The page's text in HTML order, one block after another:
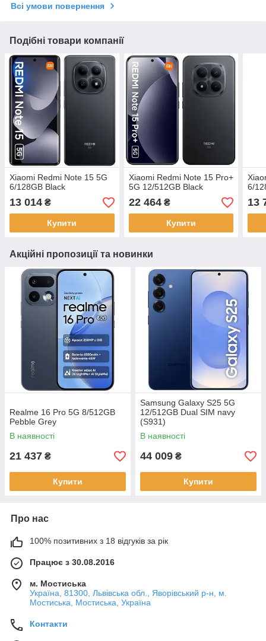
Всі умови повернення
Подібні товари компанії
Xiaomi Redmi Note 15 5G
6/128GB Black
13 014 ₴
Купити
Xiaomi Redmi Note 15 Pro+
5G 12/512GB Black
22 464₴
Купити
6/
13
Акційні пропозиції та новинки
Realme 16 Pro 5G 8/512GB
Pebble Grey
В наявності
21 437 ₴
Купити
Samsung Galaxy S25 5G
12/512GB Dual SIM navy
(S931)
В наявності
44 009 ₴
Купити
Про нас
100% позитивних з 18 відгуків за рік
Працює з 30.08.2016
м. Мостиська
Україна, 81300, Львівська обл., Яворівський р-н, м.
Мостиська, Мостиська, Україна
Контакти